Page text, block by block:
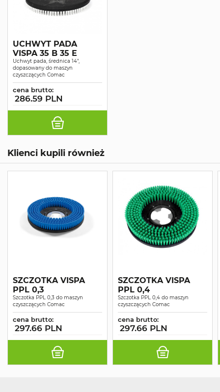
UCHWYT PADA
VISPA 35 B 35 E
Uchwyt pada, średnica 14",
dopasowany do maszyn
czyszczących Comac
cena brutto:
286.59 PLN
Klienci kupili również
SZCZOTKA VISPA
PPL 0,3
Szczotka PPL 0,3 do maszyn
czyszczących Comac
cena brutto:
297.66 PLN
SZCZOTKA VISPA
PPL 0,4
Szczotka PPL 0,4 do maszyn
czyszczących Comac
cena brutto:
297.66 PLN